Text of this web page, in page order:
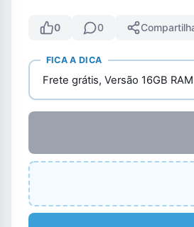
0 0
FICA A DICA
Frete grátis, Versão 16GB RAM